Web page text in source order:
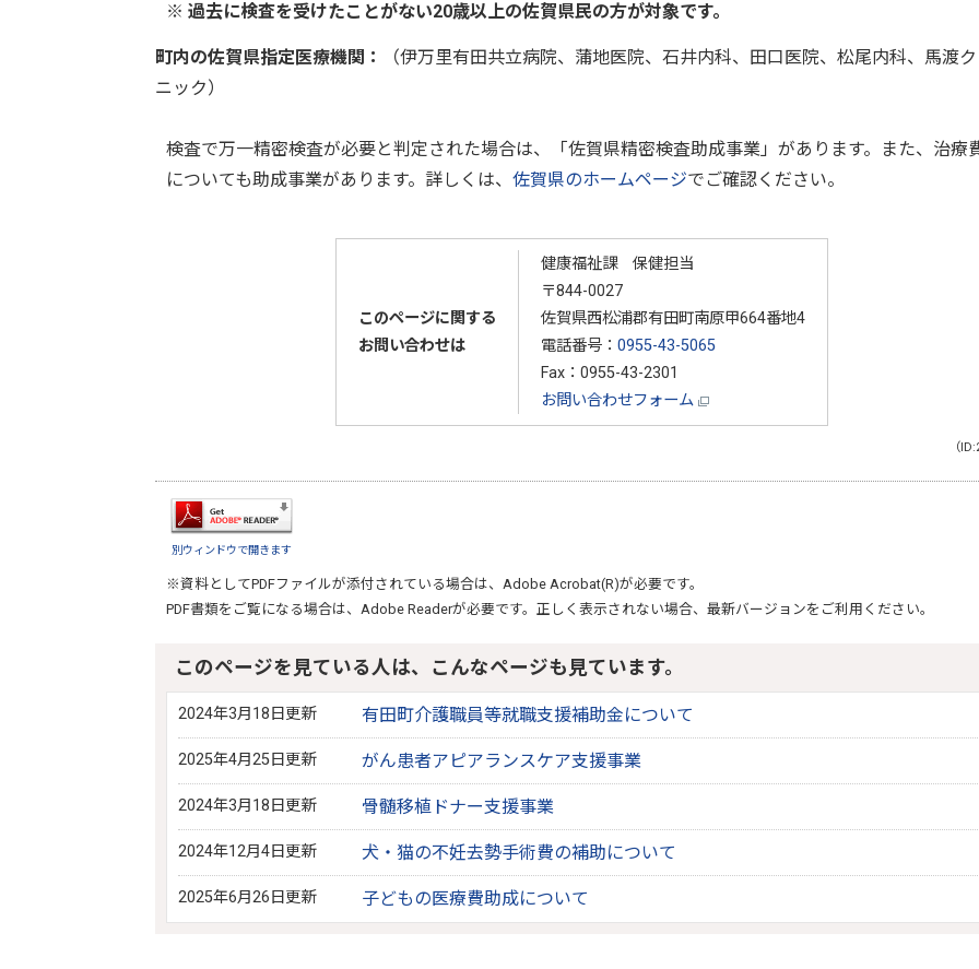
※ 過去に検査を受けたことがない20歳以上の佐賀県民の方が対象です。
町内の佐賀県指定医療機関：
（伊万里有田共立病院、蒲地医院、石井内科、田口医院、松尾内科、馬渡ク
ニック）
検査で万一精密検査が必要と判定された場合は、「佐賀県精密検査助成事業」があります。また、治療
についても助成事業があります。詳しくは、 佐賀県のホームページでご確認ください。
このページに関する
お問い合わせは
健康福祉課 保健担当
〒844-0027
佐賀県西松浦郡有田町南原甲664番地4
電話番号： 0955-43-5065
Fax：0955-43-2301
お問い合わせフォーム
（
別ウィンドウで開きます
※資料としてPDFファイルが添付されている場合は、 Adobe Acrobat(R)が必要です。
PDF書類をご覧になる場合は、 Adobe Readerが必要です。正しく表示されない場合、最新バージョンをご利用ください。
このページを見ている人は、こんなページも見ています。
2024年3月18日更新 有田町介護職員等就職支援補助金について
2025年4月25日更新 がん患者アピアランスケア支援事業
2024年3月18日更新 骨髄移植ドナー支援事業
2024年12月4日更新 犬・猫の不妊去勢手術費の補助について
2025年6月26日更新 子どもの医療費助成について